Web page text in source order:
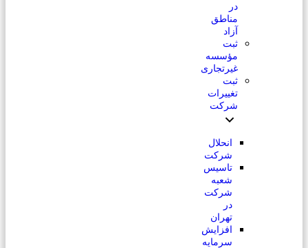
در
مناطق
آزاد
ثبت
مؤسسه
غیرتجاری
ثبت
تغییرات
شرکت
انحلال
شرکت
تاسیس
شعبه
شرکت
در
تهران
افزایش
سرمایه